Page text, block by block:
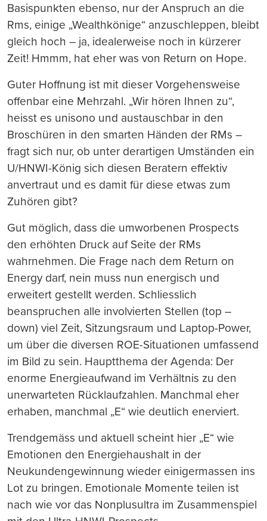
Basispunkten ebenso, nur der Anspruch an die
Rms, einige „Wealthkönige“ anzuschleppen, bleibt
gleich hoch – ja, idealerweise noch in kürzerer
Zeit! Hmmm, hat eher was von Return on Hope.
Guter Hoffnung ist mit dieser Vorgehensweise
offenbar eine Mehrzahl. „Wir hören Ihnen zu“,
heisst es unisono und austauschbar in den
Broschüren in den smarten Händen der RMs –
fragt sich nur, ob unter derartigen Umständen ein
U/HNWI-König sich diesen Beratern effektiv
anvertraut und es damit für diese etwas zum
Zuhören gibt?
Gut möglich, dass die umworbenen Prospects
den erhöhten Druck auf Seite der RMs
wahrnehmen. Die Frage nach dem Return on
Energy darf, nein muss nun energisch und
erweitert gestellt werden. Schliesslich
beanspruchen alle involvierten Stellen (top –
down) viel Zeit, Sitzungsraum und Laptop-Power,
um über die diversen ROE-Situationen umfassend
im Bild zu sein. Hauptthema der Agenda: Der
enorme Energieaufwand im Verhältnis zu den
unerwarteten Rücklaufzahlen. Manchmal eher
erhaben, manchmal „E“ wie deutlich enerviert.
Trendgemäss und aktuell scheint hier „E“ wie
Emotionen den Energiehaushalt in der
Neukundengewinnung wieder einigermassen ins
Lot zu bringen. Emotionale Momente teilen ist
nach wie vor das Nonplusultra im Zusammenspiel